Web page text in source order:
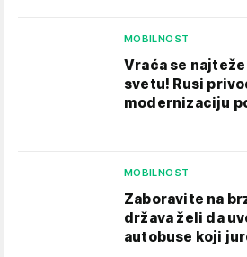
MOBILNOST
Vraća se
svetu! Rusi
modernizaciju
MOBILNOST
Zaboravite na
država želi da
autobuse koji